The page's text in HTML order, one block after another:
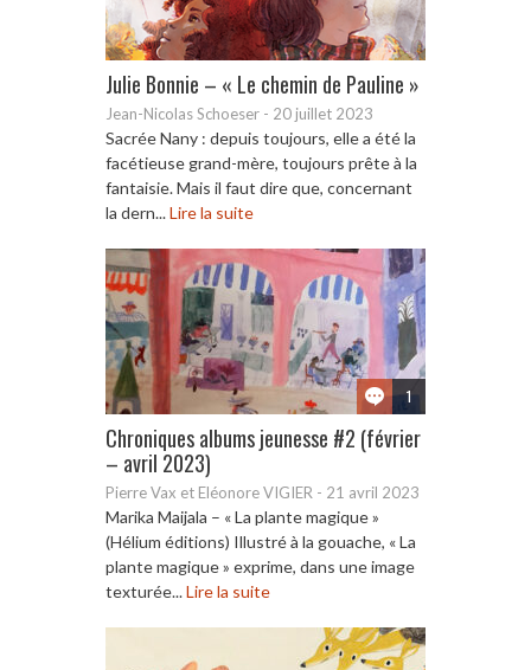
Julie Bonnie – « Le chemin de Pauline »
Jean-Nicolas Schoeser - 20 juillet 2023
Sacrée Nany : depuis toujours, elle a été la
facétieuse grand-mère, toujours prête à la
fantaisie. Mais il faut dire que, concernant
la dern...Lire la suite
1
Chroniques albums jeunesse #2 (février
– avril 2023)
Pierre Vax et Eléonore VIGIER - 21 avril 2023
Marika Maijala – « La plante magique »
(Hélium éditions) Illustré à la gouache, « La
plante magique » exprime, dans une image
texturée...Lire la suite